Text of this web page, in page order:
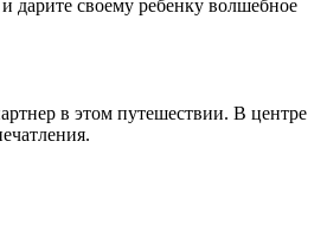
дарите своему ребенку волшебное
в этом путешествии. В центре